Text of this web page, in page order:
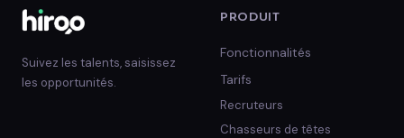
Suivez les talents, saisissez
les opportunités.
PRODUIT
Fonctionnalités
Tarifs
Recruteurs
Chasseurs de têtes